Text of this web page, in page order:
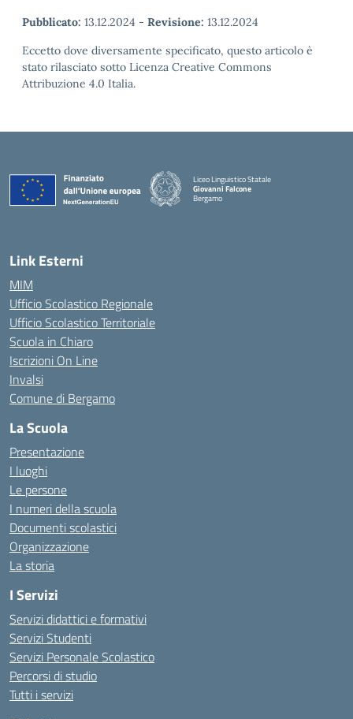
Pubblicato: 13.12.2024 - Revisione: 13.12.2024
Eccetto dove diversamente specificato, questo articolo è
stato rilasciato sotto Licenza Creative Commons
Attribuzione 4.0 Italia.
Liceo Linguistico Statale
Giovanni Falcone
Bergamo
— Visita la pagina iniziale della scuola
Link Esterni
MIM
Ufficio Scolastico Regionale
Ufficio Scolastico Territoriale
Scuola in Chiaro
Iscrizioni On Line
Invalsi
Comune di Bergamo
La Scuola
Presentazione
I luoghi
Le persone
I numeri della scuola
Documenti scolastici
Organizzazione
La storia
I Servizi
Servizi didattici e formativi
Servizi Studenti
Servizi Personale Scolastico
Percorsi di studio
Tutti i servizi